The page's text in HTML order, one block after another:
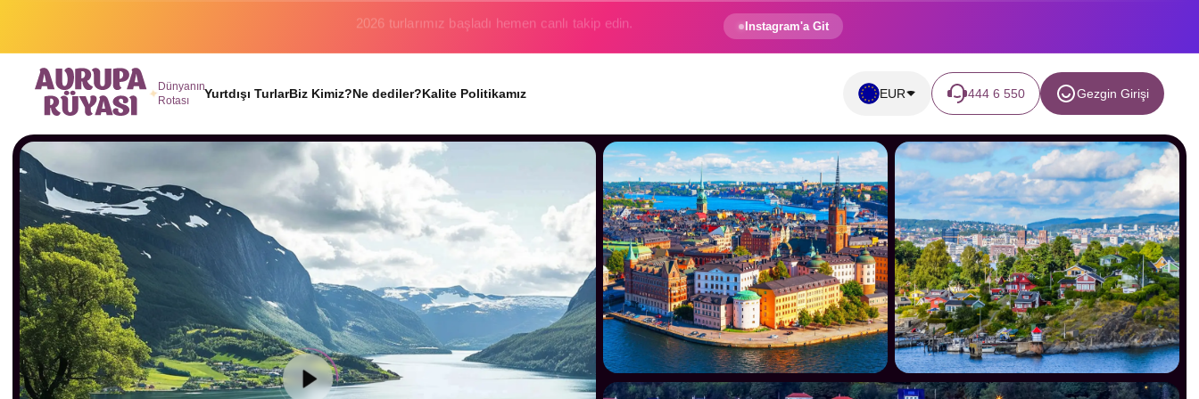
Binlerce gezginin hayali gerçek oluyor. Instagram'a Git
Dünyanın
Rotası
Yurtdışı TurlarBiz Kimiz?Ne dediler?Kalite Politikamız EUR 444 6 550 Gezgin Girişi